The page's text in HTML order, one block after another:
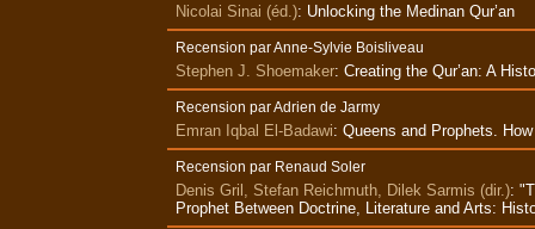
Nicolai Sinai (éd.): Unlocking the Medinan Qur’an
Recension par Anne-Sylvie Boisliveau
Stephen J. Shoemaker: Creating the Qur’an: A
Recension par Adrien de Jarmy
Emran Iqbal El-Badawi: Queens and Prophets.
Recension par Renaud Soler
Denis Gril, Stefan Reichmuth, Dilek Sarmis (dir.):
Prophet Between Doctrine, Literature and Arts: